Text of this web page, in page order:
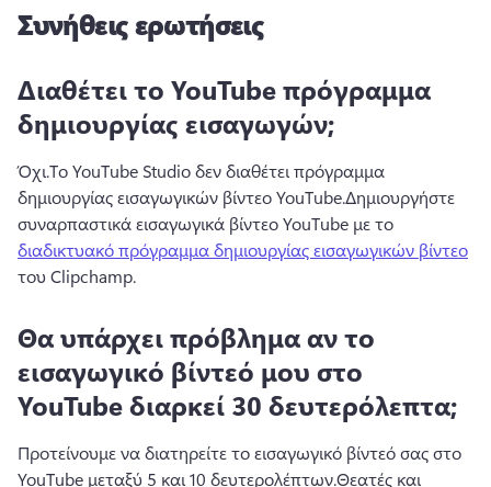
Συνήθεις ερωτήσεις
Διαθέτει το YouTube πρόγραμμα
δημιουργίας εισαγωγών;
Όχι.Το YouTube Studio δεν διαθέτει πρόγραμμα
δημιουργίας εισαγωγικών βίντεο YouTube.Δημιουργήστε
συναρπαστικά εισαγωγικά βίντεο YouTube με το
διαδικτυακό πρόγραμμα δημιουργίας εισαγωγικών βίντεο
του Clipchamp.
Θα υπάρχει πρόβλημα αν το
εισαγωγικό βίντεό μου στο
YouTube διαρκεί 30 δευτερόλεπτα;
Προτείνουμε να διατηρείτε το εισαγωγικό βίντεό σας στο
YouTube μεταξύ 5 και 10 δευτερολέπτων.Θεατές και